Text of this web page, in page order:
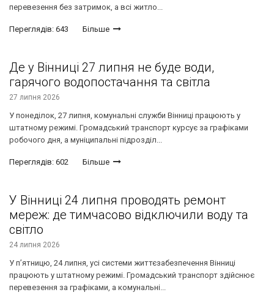
перевезення без затримок, а всі житло...
Переглядів: 643 Більше
Де у Вінниці 27 липня не буде води,
гарячого водопостачання та світла
27 липня 2026
У понеділок, 27 липня, комунальні служби Вінниці працюють у
штатному режимі. Громадський транспорт курсує за графіками
робочого дня, а муніципальні підрозділ...
Переглядів: 602 Більше
У Вінниці 24 липня проводять ремонт
мереж: де тимчасово відключили воду та
світло
24 липня 2026
У п’ятницю, 24 липня, усі системи життєзабезпечення Вінниці
працюють у штатному режимі. Громадський транспорт здійснює
перевезення за графіками, а комунальні...